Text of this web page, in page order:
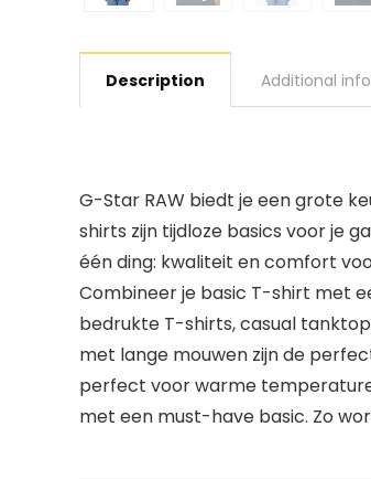
Description Additional
G-Star RAW biedt je een grote
shirts zijn tijdloze basics voor je
één ding: kwaliteit en comfort
Combineer je basic T-shirt met
bedrukte T-shirts, casual
met lange mouwen zijn de
perfect voor warme
met een must-have basic. Zo